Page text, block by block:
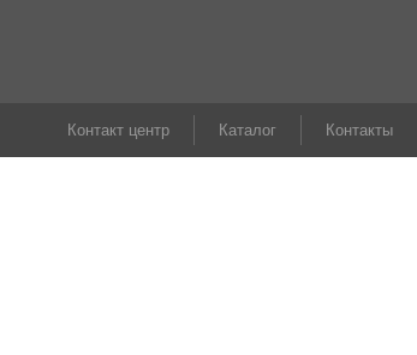
Контакт центр Каталог Контакты